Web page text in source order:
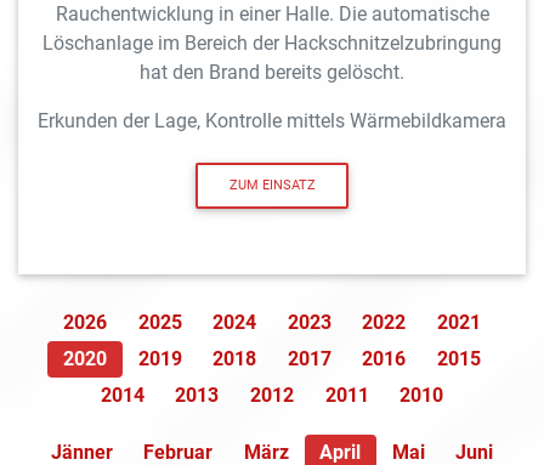
Rauchentwicklung in einer Halle. Die automatische
Löschanlage im Bereich der Hackschnitzelzubringung
hat den Brand bereits gelöscht.
Erkunden der Lage, Kontrolle mittels Wärmebildkamera
ZUM EINSATZ
2026 2025 2024 2023 2022
2021
2020
2019 2018 2017 2016
2015
2014
2013 2012 2011 2010
Jänner Februar März April Mai
Juni